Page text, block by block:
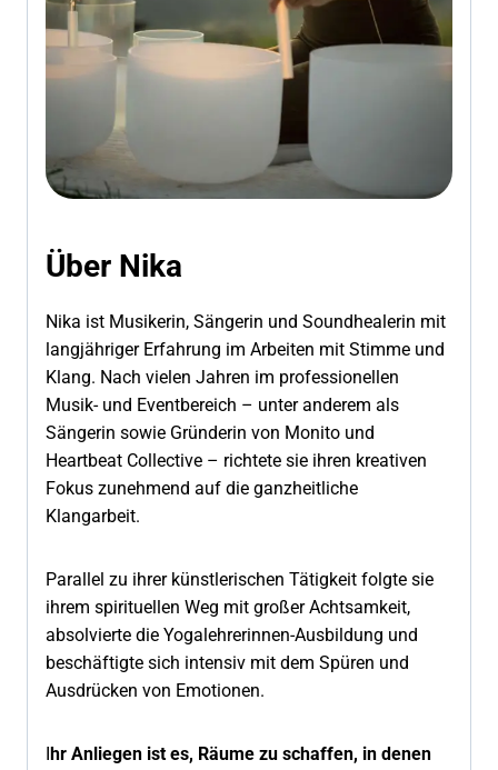
Über Nika
Nika ist Musikerin, Sängerin und Soundhealerin mit
langjähriger Erfahrung im Arbeiten mit Stimme und
Klang. Nach vielen Jahren im professionellen
Musik- und Eventbereich – unter anderem als
Sängerin sowie Gründerin von Monito und
Heartbeat Collective – richtete sie ihren kreativen
Fokus zunehmend auf die ganzheitliche
Klangarbeit.
Parallel zu ihrer künstlerischen Tätigkeit folgte sie
ihrem spirituellen Weg mit großer Achtsamkeit,
absolvierte die Yogalehrerinnen-Ausbildung und
beschäftigte sich intensiv mit dem Spüren und
Ausdrücken von Emotionen.
hr Anliegen ist es, Räume zu schaffen, in denen